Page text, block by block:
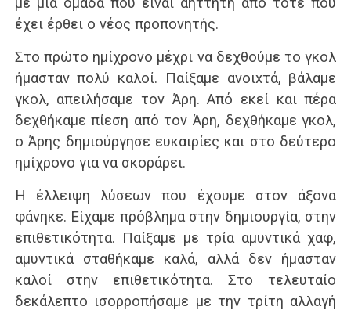
έχει έρθει ο νέος προπονητής.
Στο πρώτο ημίχρονο μέχρι να δεχθούμε το γκολ
ήμασταν πολύ καλοί. Παίξαμε ανοιxτά, βάλαμε
γκολ, απειλήσαμε τον Άρη. Από εκεί και πέρα
δεχθήκαμε πίεση από τον Άρη, δεχθήκαμε γκολ,
ο Άρης δημιούργησε ευκαιρίες και στο δεύτερο
ημίχρονο για να σκοράρει.
Η έλλειψη λύσεων που έχουμε στον άξονα
φάνηκε. Είχαμε πρόβλημα στην δημιουργία, στην
επιθετικότητα. Παίξαμε με τρία αμυντικά χαφ,
αμυντικά σταθήκαμε καλά, αλλά δεν ήμασταν
καλοί στην επιθετικότητα. Στο τελευταίο
δεκάλεπτο ισορροπήσαμε με την τρίτη αλλαγή